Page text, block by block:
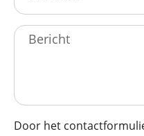
Door het